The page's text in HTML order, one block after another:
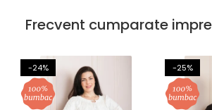
Frecvent cumparate
-24% -25%